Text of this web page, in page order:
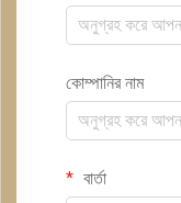
কোম্পানির নাম
বার্তা